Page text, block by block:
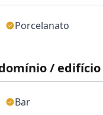
Porcelanato
/ edifício
Bar